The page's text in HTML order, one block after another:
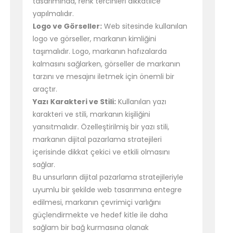
yapılmalıdır.
Logo ve Görseller: Web sitesinde kullanılan
logo ve görseller, markanın kimliğini
taşımalıdır. Logo, markanın hafızalarda
kalmasını sağlarken, görseller de markanın
tarzını ve mesajını iletmek için önemli bir
araçtır.
Yazı Karakteri ve Stili: Kullanılan yazı
karakteri ve stili, markanın kişiliğini
yansıtmalıdır. Özelleştirilmiş bir yazı stili,
markanın dijital pazarlama stratejileri
içerisinde dikkat çekici ve etkili olmasını
sağlar.
Bu unsurların dijital pazarlama stratejileriyle
uyumlu bir şekilde web tasarımına entegre
edilmesi, markanın çevrimiçi varlığını
güçlendirmekte ve hedef kitle ile daha
sağlam bir bağ kurmasına olanak